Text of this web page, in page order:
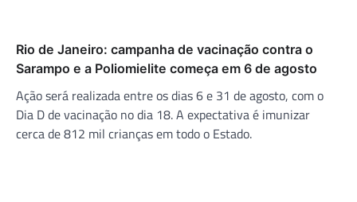
Rio de Janeiro: campanha de vacinação contra o
Sarampo e a Poliomielite começa em 6 de agosto
Ação será realizada entre os dias 6 e 31 de agosto, com o
Dia D de vacinação no dia 18. A expectativa é imunizar
cerca de 812 mil crianças em todo o Estado.